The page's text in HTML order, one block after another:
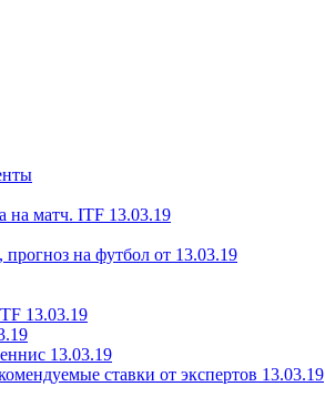
матч. ITF 13.03.19
на футбол от 13.03.19
13.03.19
13.03.19
ставки от экспертов 13.03.19